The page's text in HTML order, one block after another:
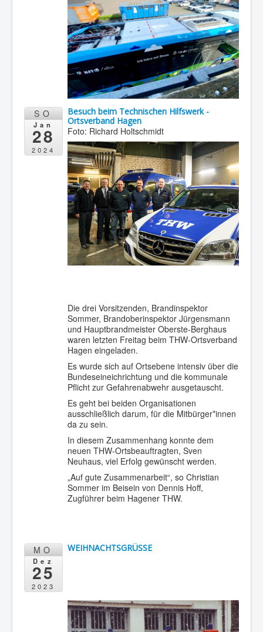
SO
Jan
28
2024
Besuch beim Technischen Hilfswerk -
Ortsverband Hagen
Foto: Richard Holtschmidt
Die drei Vorsitzenden, Brandinspektor
Sommer, Brandoberinspektor Jürgensmann
und Hauptbrandmeister Oberste-Berghaus
waren letzten Freitag beim THW-Ortsverband
Hagen eingeladen.
Es wurde sich auf Ortsebene intensiv über die
Bundeseineichrichtung und die kommunale
Pflicht zur Gefahrenabwehr ausgetauscht.
Es geht bei beiden Organisationen
ausschließlich darum, für die Mitbürger*innen
da zu sein.
In diesem Zusammenhang konnte dem
neuen THW-Ortsbeauftragten, Sven
Neuhaus, viel Erfolg gewünscht werden.
„Auf gute Zusammenarbeit“, so Christian
Sommer im Beisein von Dennis Hoff,
Zugführer beim Hagener THW.
MO
Dez
25
2023
WEIHNACHTSGRÜSSE